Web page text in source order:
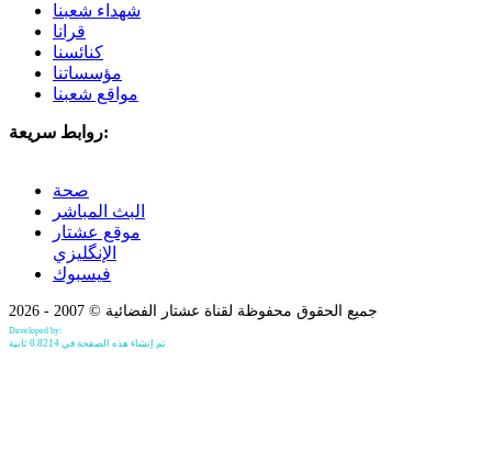
شهداء شعبنا
قرانا
كنائسنا
مؤسساتنا
مواقع شعبنا
روابط سريعة:
صحة
البث المباشر
موقع عشتار
الإنگليزي
فيسبوك
جميع الحقوق محفوظة لقناة عشتار الفضائية © 2007 - 2026
Developed by:
تم إنشاء هذه الصفحة في 0.8214 ثانية